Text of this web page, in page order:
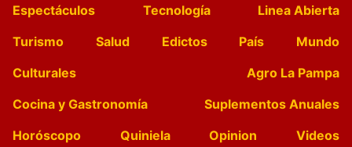
Espectáculos
Tecnología
Linea Abierta
Turismo
Salud Edictos País
Mundo
Culturales
Agro La Pampa
Cocina y Gastronomía
Suplementos Anuales
Horóscopo
Quiniela Opinion
Videos